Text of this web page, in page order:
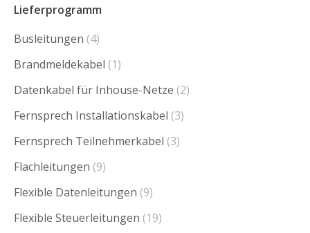
Lieferprogramm
Busleitungen (4)
Brandmeldekabel (1)
Datenkabel für Inhouse-Netze (2)
Fernsprech Installationskabel (3)
Fernsprech Teilnehmerkabel (3)
Flachleitungen (9)
Flexible Datenleitungen (9)
Flexible Steuerleitungen (19)